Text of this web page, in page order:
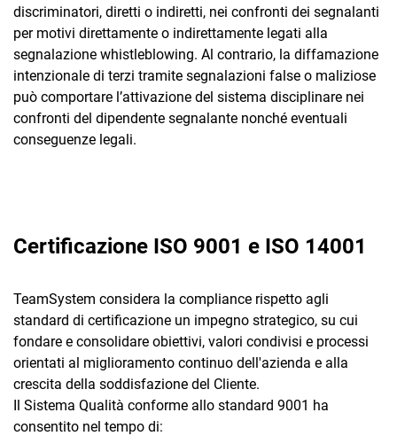
discriminatori, diretti o indiretti, nei confronti dei segnalanti
per motivi direttamente o indirettamente legati alla
segnalazione whistleblowing. Al contrario, la diffamazione
intenzionale di terzi tramite segnalazioni false o maliziose
può comportare l’attivazione del sistema disciplinare nei
confronti del dipendente segnalante nonché eventuali
conseguenze legali.
Certificazione ISO 9001 e ISO 14001
TeamSystem considera la compliance rispetto agli
standard di certificazione un impegno strategico, su cui
fondare e consolidare obiettivi, valori condivisi e processi
orientati al miglioramento continuo dell'azienda e alla
crescita della soddisfazione del Cliente.
Il Sistema Qualità conforme allo standard 9001 ha
consentito nel tempo di: